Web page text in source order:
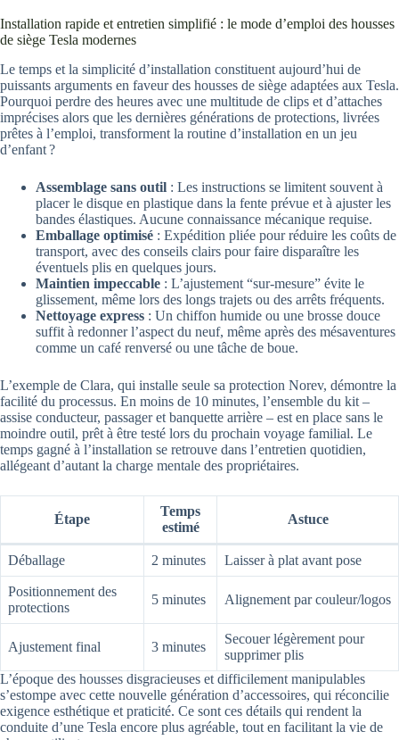
Installation rapide et entretien simplifié : le mode d’emploi des housses
de siège Tesla modernes
Le temps et la simplicité d’installation constituent aujourd’hui de
puissants arguments en faveur des housses de siège adaptées aux Tesla.
Pourquoi perdre des heures avec une multitude de clips et d’attaches
imprécises alors que les dernières générations de protections, livrées
prêtes à l’emploi, transforment la routine d’installation en un jeu
d’enfant ?
Assemblage sans outil : Les instructions se limitent souvent à
placer le disque en plastique dans la fente prévue et à ajuster les
bandes élastiques. Aucune connaissance mécanique requise.
Emballage optimisé : Expédition pliée pour réduire les coûts de
transport, avec des conseils clairs pour faire disparaître les
éventuels plis en quelques jours.
Maintien impeccable : L’ajustement “sur-mesure” évite le
glissement, même lors des longs trajets ou des arrêts fréquents.
Nettoyage express : Un chiffon humide ou une brosse douce
suffit à redonner l’aspect du neuf, même après des mésaventures
comme un café renversé ou une tâche de boue.
L’exemple de Clara, qui installe seule sa protection Norev, démontre la
facilité du processus. En moins de 10 minutes, l’ensemble du kit –
assise conducteur, passager et banquette arrière – est en place sans le
moindre outil, prêt à être testé lors du prochain voyage familial. Le
temps gagné à l’installation se retrouve dans l’entretien quotidien,
allégeant d’autant la charge mentale des propriétaires.
Étape
Temps
estimé
Astuce
Déballage 2 minutes Laisser à plat avant pose
Positionnement des
protections
5 minutes Alignement par couleur/logos
Ajustement final 3 minutes
Secouer légèrement pour
supprimer plis
L’époque des housses disgracieuses et difficilement manipulables
s’estompe avec cette nouvelle génération d’accessoires, qui réconcilie
exigence esthétique et praticité. Ce sont ces détails qui rendent la
conduite d’une Tesla encore plus agréable, tout en facilitant la vie de